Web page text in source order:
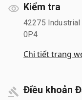
Kiểm tra
42275 Industrial
0P4
Chi tiết trang
Điều khoản